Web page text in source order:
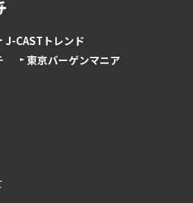
J-CASTトレンド
東京バーゲンマニア